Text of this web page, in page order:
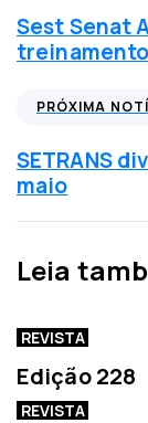
t
í
c
n
t
e
i
r
Sest Senat
ó
x
i
m
n
t
í
c
i
PRÓXIMA
SETRANS
maio
Leia
REVISTA
Edição 228
REVISTA